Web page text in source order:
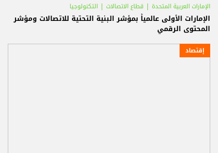
الإمارات العربية المتحدة قطاع الاتصالات التكنولوجيا
الإمارات الأولى عالمياً بمؤشر البنية التحتية للاتصالات ومؤشر
المحتوى الرقمي
إقتصاد